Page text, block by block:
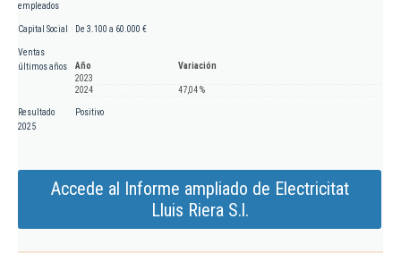
empleados
Capital Social De 3.100 a 60.000 €
Ventas
últimos años
Año
Variación
2023
2024
47,04 %
Resultado
2025
Positivo
Accede al Informe ampliado de Electricitat
Lluis Riera S.l.